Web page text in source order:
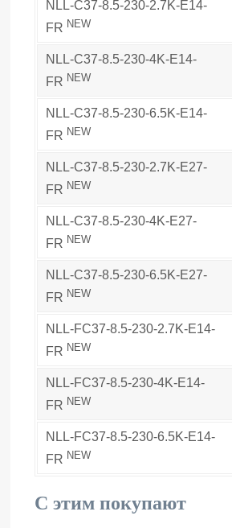
NLL-C37-8.5-230-2.7K-E14-
FR NEW
NLL-C37-8.5-230-4K-E14-
FR NEW
NLL-C37-8.5-230-6.5K-E14-
FR NEW
NLL-C37-8.5-230-2.7K-E27-
FR NEW
NLL-C37-8.5-230-4K-E27-
FR NEW
NLL-C37-8.5-230-6.5K-E27-
FR NEW
NLL-FC37-8.5-230-2.7K-E14-
FR NEW
NLL-FC37-8.5-230-4K-E14-
FR NEW
NLL-FC37-8.5-230-6.5K-E14-
FR NEW
С этим покупают